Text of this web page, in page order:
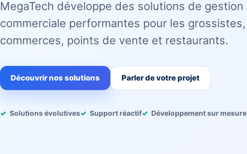
MegaTech développe des solutions de gestion
commerciale performantes pour les grossistes,
commerces, points de vente et restaurants.
Découvrir nos solutions Parler de votre projet
Solutions évolutives Support réactif Développement sur mesure